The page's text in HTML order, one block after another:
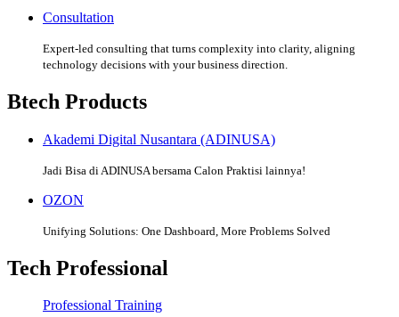
Consultation
Expert-led consulting that turns complexity into clarity, aligning
technology decisions with your business direction.
Btech Products
Akademi Digital Nusantara (ADINUSA)
Jadi Bisa di ADINUSA bersama Calon Praktisi lainnya!
OZON
Unifying Solutions: One Dashboard, More Problems Solved
Tech Professional
Professional Training